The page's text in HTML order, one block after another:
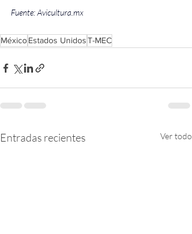
Fuente: Avicultura.mx
MéxicoEstados UnidosT-MEC
Entradas recientes Ver todo